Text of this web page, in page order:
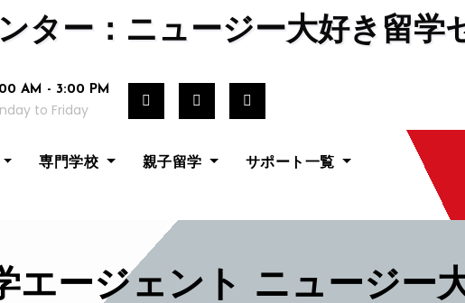
ター：ニュージー大好き留学
AM - 3:00 PM
to Friday
専門学校 親子留学
サポート一覧
エージェント ニュージー